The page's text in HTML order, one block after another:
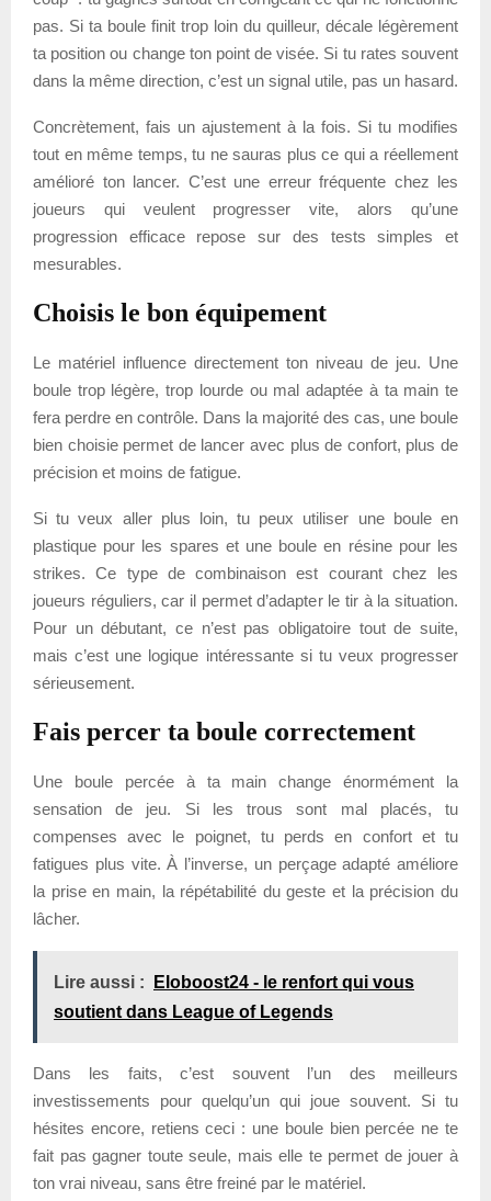
pas. Si ta boule finit trop loin du quilleur, décale légèrement
ta position ou change ton point de visée. Si tu rates souvent
dans la même direction, c’est un signal utile, pas un hasard.
Concrètement, fais un ajustement à la fois. Si tu modifies
tout en même temps, tu ne sauras plus ce qui a réellement
amélioré ton lancer. C’est une erreur fréquente chez les
joueurs qui veulent progresser vite, alors qu’une
progression efficace repose sur des tests simples et
mesurables.
Choisis le bon équipement
Le matériel influence directement ton niveau de jeu. Une
boule trop légère, trop lourde ou mal adaptée à ta main te
fera perdre en contrôle. Dans la majorité des cas, une boule
bien choisie permet de lancer avec plus de confort, plus de
précision et moins de fatigue.
Si tu veux aller plus loin, tu peux utiliser une boule en
plastique pour les spares et une boule en résine pour les
strikes. Ce type de combinaison est courant chez les
joueurs réguliers, car il permet d’adapter le tir à la situation.
Pour un débutant, ce n’est pas obligatoire tout de suite,
mais c’est une logique intéressante si tu veux progresser
sérieusement.
Fais percer ta boule correctement
Une boule percée à ta main change énormément la
sensation de jeu. Si les trous sont mal placés, tu
compenses avec le poignet, tu perds en confort et tu
fatigues plus vite. À l’inverse, un perçage adapté améliore
la prise en main, la répétabilité du geste et la précision du
lâcher.
Lire aussi :
Eloboost24 - le renfort qui vous
soutient dans League of Legends
Dans les faits, c’est souvent l’un des meilleurs
investissements pour quelqu’un qui joue souvent. Si tu
hésites encore, retiens ceci : une boule bien percée ne te
fait pas gagner toute seule, mais elle te permet de jouer à
ton vrai niveau, sans être freiné par le matériel.